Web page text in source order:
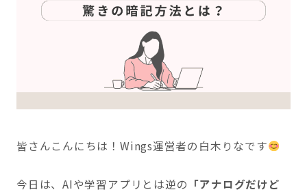
皆さんこんにちは！Wings運営者の白木りなです
今日は、AIや学習アプリとは逆の 「アナログだけど